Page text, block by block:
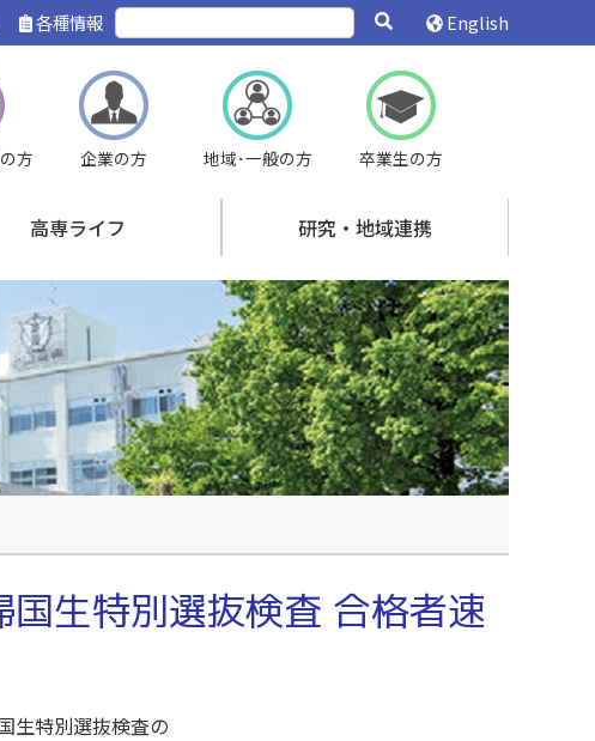
English
各種情報
方 企業の方 地域･一般の方 卒業生の方
高専ライフ 研究・地域連携
生特別選抜検査 合格者速
生特別選抜検査の